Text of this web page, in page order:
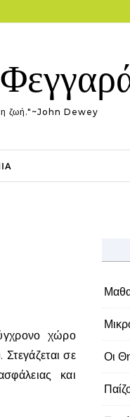
η ζωή."~John Dewey
σε
και
Οι